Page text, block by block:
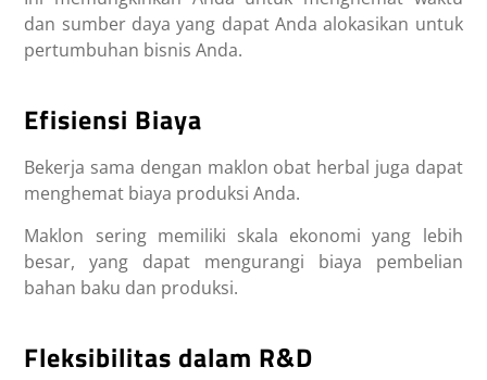
dan sumber daya yang dapat Anda alokasikan untuk
pertumbuhan bisnis Anda.
Efisiensi Biaya
Bekerja sama dengan maklon obat herbal juga dapat
menghemat biaya produksi Anda.
Maklon sering memiliki skala ekonomi yang lebih
besar, yang dapat mengurangi biaya pembelian
bahan baku dan produksi.
Fleksibilitas dalam R&D